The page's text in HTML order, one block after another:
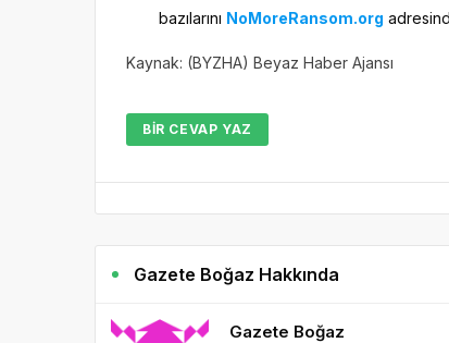
bazılarını NoMoreRansom.org
Kaynak: (BYZHA) Beyaz Haber Ajansı
BIR CEVAP YAZ
Gazete Boğaz Hakkında
Gazete Boğaz